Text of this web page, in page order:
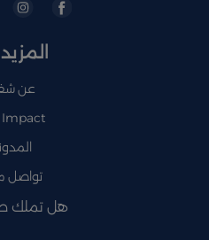
عن
Impact
تواصل
هل تملك